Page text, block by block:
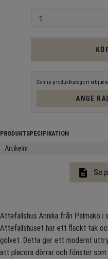
Denna produktkategori
ANGE
Artikelnr
description Se
Attefallshus Annika från Palmako i
Attefallshuset har ett flackt tak
golvet. Detta ger ett modernt
att placera dörrar och fönster som